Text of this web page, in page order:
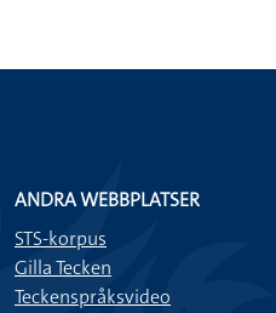
ANDRA WEBBPLATSER
STS-korpus
Gilla Tecken
Teckenspråksvideo